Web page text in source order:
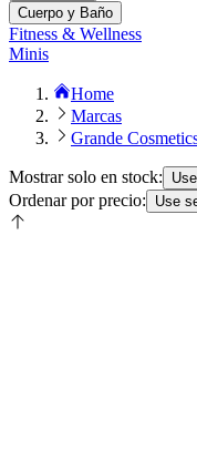
Cuerpo y Baño
Fitness & Wellness
Minis
Home
Marcas
Grande
Mostrar solo en stock:
Ordenar por precio: Use